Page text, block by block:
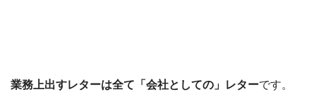
業務上出すレターは全て「会社としての」レターです。